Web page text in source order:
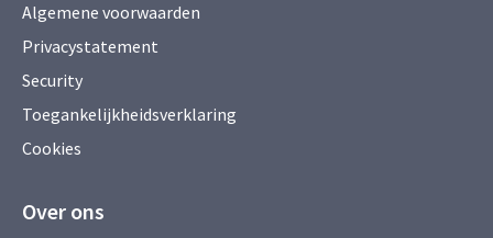
Algemene voorwaarden
Privacystatement
Security
Toegankelijkheidsverklaring
Cookies
Over ons